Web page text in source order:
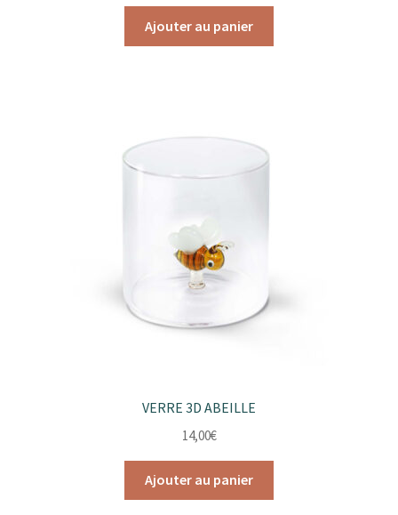
Ajouter au panier
VERRE 3D ABEILLE
14,00€
Ajouter au panier